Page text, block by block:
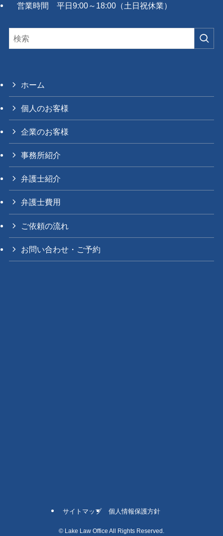
営業時間 平日9:00～18:00（土日祝休業）
ホーム
個人のお客様
企業のお客様
事務所紹介
弁護士紹介
弁護士費用
ご依頼の流れ
お問い合わせ・ご予約
サイトマップ 個人情報保護方針
© Lake Law Office All Rights Reserved.